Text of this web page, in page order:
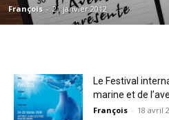
François - 21 janvier 2012
Le Festival
marine et de
François - 18 avril